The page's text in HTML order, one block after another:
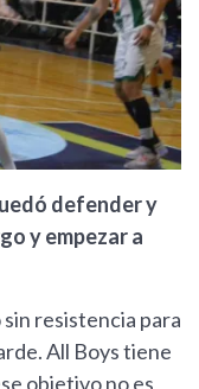
defender y
y empezar a
resistencia para
All Boys tiene
objetivo no es